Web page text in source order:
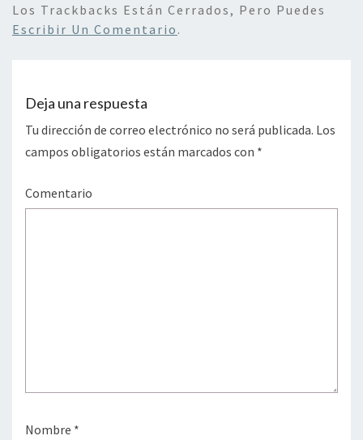
Los Trackbacks Están Cerrados, Pero Puedes
Escribir Un Comentario .
Deja una respuesta
Tu dirección de correo electrónico no será publicada. Los
campos obligatorios están marcados con *
Comentario
Nombre *